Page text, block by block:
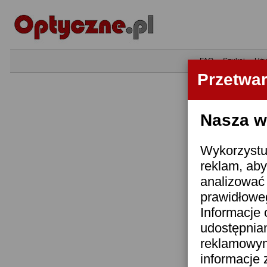
Nasza
reklam,
Informacje
informacje
•FAQ•Szukaj•